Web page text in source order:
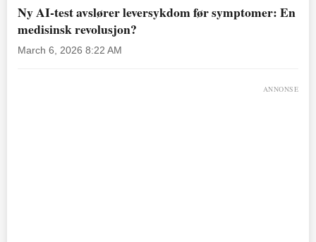
Ny AI-test avslører leversykdom før symptomer: En
medisinsk revolusjon?
March 6, 2026 8:22 AM
ANNONSE